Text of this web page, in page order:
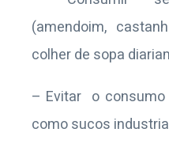
(amendoim,
colher de sopa
– Evitar o consumo
como sucos